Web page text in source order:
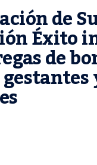
de
Éxito
de